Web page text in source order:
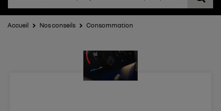
Accueil Nos conseils Consommation